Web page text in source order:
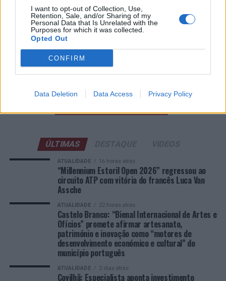
I want to opt-out of Collection, Use,
Retention, Sale, and/or Sharing of my
Personal Data that Is Unrelated with the
Purposes for which it was collected.
Opted Out
CONFIRM
Data Deletion Data Access Privacy Policy
Beira Interior
Rio de Janeiro: Governo do Estado propõe parceria com a
FUNCEX para “reforçar inteligência sobre comércio
exterior”
Esposende acolhe festival de kitesurf
ÚLTIMAS
ATUALIDADE 16 horas atrás
“Millennium Estoril Open 2026” regressou ao
circuito ATP com vitória do francês Luca Van
Assche
ATUALIDADE 22 horas atrás
Castelo Branco: “Bienal Internacional de Artes e
Ofícios” promete afirmar artesanato,
património e inovação como “motores de
desenvolvimento económico e cultural” do
município português
ATUALIDADE 2 dias atrás
Covilhã: Especialista aponta investimento